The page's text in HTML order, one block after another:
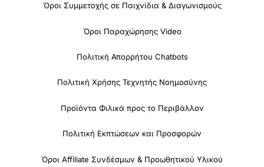
Όροι Συμμετοχής σε Παιχνίδια & Διαγωνισμούς
Όροι Παραχώρησης Video
Πολιτική Απορρήτου Chatbots
Πολιτική Χρήσης Τεχνητής Νοημοσύνης
Προϊόντα Φιλικά προς το Περιβάλλον
Πολιτική Εκπτώσεων και Προσφορών
Όροι Affiliate Συνδέσμων & Προωθητικού Υλικού